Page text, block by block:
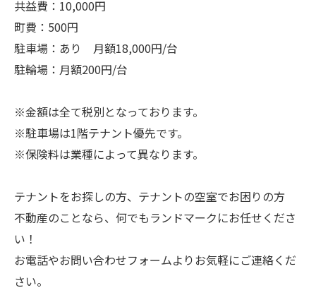
共益費：10,000円
町費：500円
駐車場：あり 月額18,000円/台
駐輪場：月額200円/台
※金額は全て税別となっております。
※駐車場は1階テナント優先です。
※保険料は業種によって異なります。
テナントをお探しの方、テナントの空室でお困りの方
不動産のことなら、何でもランドマークにお任せくださ
い！
お電話やお問い合わせフォームよりお気軽にご連絡くだ
さい。